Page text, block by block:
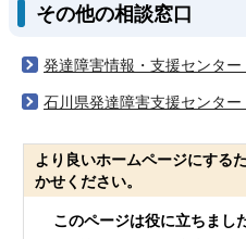
その他の相談窓口
発達障害情報・支援センター
石川県発達障害支援センター
より良いホームページにする
かせください。
このページは役に立ちまし